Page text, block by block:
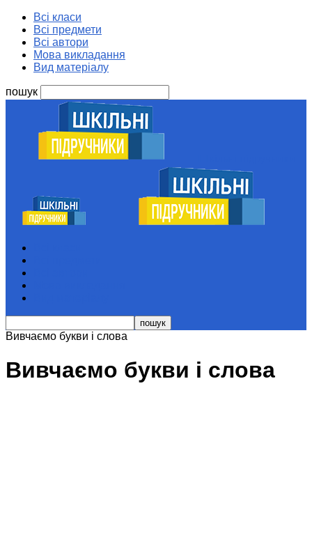
Всі класи
Всі предмети
Всі автори
Мова викладання
Вид матеріалу
пошук
Вивчаємо букви і слова
Вивчаємо букви і слова